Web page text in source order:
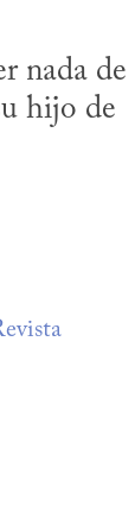
nada de
hijo de